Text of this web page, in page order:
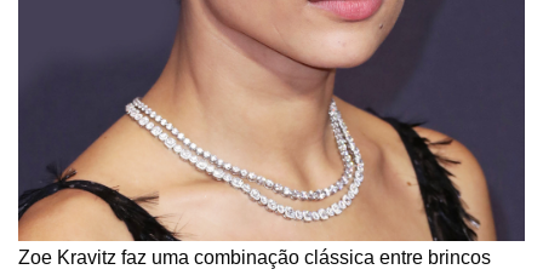
Zoe Kravitz faz uma combinação clássica entre brincos